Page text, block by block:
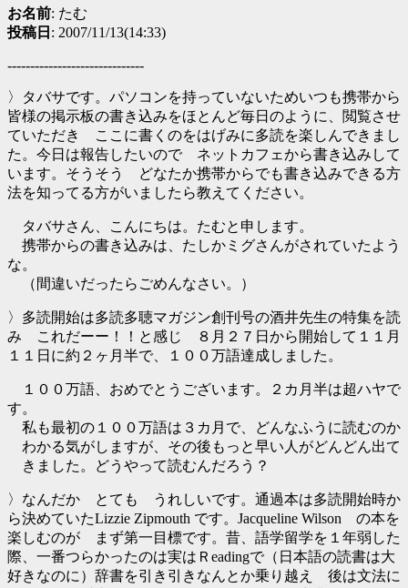
お名前: たむ
投稿日 : 2007/11/13(14:33)
------------------------------
〉タバサです。パソコンを持っていないためいつも携帯から
皆様の掲示板の書き込みをほとんど毎日のように、閲覧させ
ていただき ここに書くのをはげみに多読を楽しんできまし
た。今日は報告したいので ネットカフェから書き込みして
います。そうそう どなたか携帯からでも書き込みできる方
法を知ってる方がいましたら教えてください。
タバサさん、こんにちは。たむと申します。
携帯からの書き込みは、たしかミグさんがされていたよう
な。
（間違いだったらごめんなさい。）
〉多読開始は多読多聴マガジン創刊号の酒井先生の特集を読
み これだーー！！と感じ ８月２７日から開始して１１月
１１日に約２ヶ月半で、１００万語達成しました。
１００万語、おめでとうございます。２カ月半は超ハヤで
す。
私も最初の１００万語は３カ月で、どんなふうに読むのか
わかる気がしますが、その後もっと早い人がどんどん出て
きました。どうやって読むんだろう？
〉なんだか とても うれしいです。通過本は多読開始時か
ら決めていたLizzie Zipmouth です。Jacqueline Wilson の本を
楽しむのが まず第一目標です。昔、語学留学を１年弱した
際、一番つらかったのは実はＲeadingで（日本語の読書は大
好きなのに）辞書を引き引きなんとか乗り越え 後は文法に